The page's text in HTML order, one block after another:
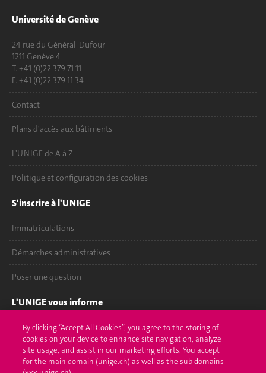
Université de Genève
24 rue du Général-Dufour
1211 Genève 4
T. +41 (0)22 379 71 11
F. +41 (0)22 379 11 34
Contact
Plans d'accès aux bâtiments
L'UNIGE de A à Z
Politique et configuration des cookies
S'inscrire à l'UNIGE
Immatriculations
Démarches administratives
Poser une question
L'UNIGE vous informe
UNIGE Mobile
Médias
By clicking “Accept All Cookies”, you agree to the storing of
cookies on your device to enhance site navigation, analyze
site usage, and assist in our marketing efforts. You accept
for the main domain (unige.ch) as well as the sub domains